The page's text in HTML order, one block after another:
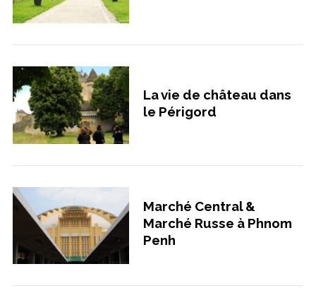
La vie de château dans
le Périgord
Marché Central &
Marché Russe à Phnom
Penh